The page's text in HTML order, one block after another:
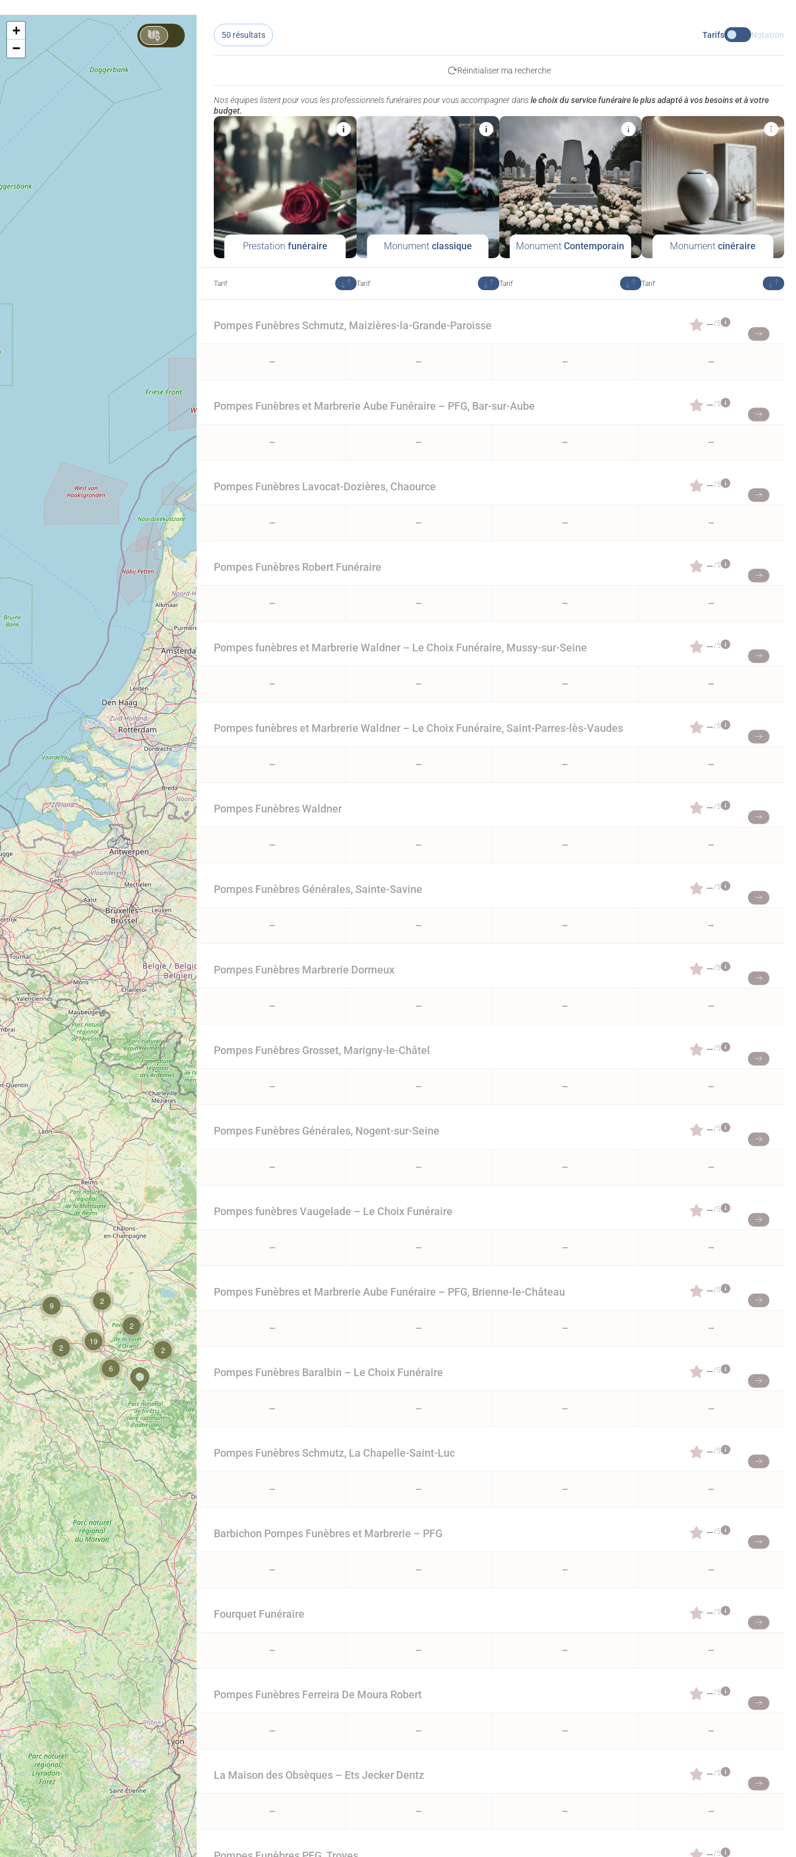
2
2
9
19
6
2
2
+
−
50 résultats Tarifs Notation
Réinitialiser ma recherche
Nos équipes listent pour vous les professionnels funéraires pour vous accompagner dansle choix du service funéraire le plus adapté à vos besoins et à votre
budget.
Prestation funéraire Monument classique MonumentContemporain Monumentcinéraire
Tarif Tarif Tarif Tarif
Pompes Funèbres Schmutz, Maizières-la-Grande-Paroisse –/5
– – – –
Pompes Funèbres et Marbrerie Aube Funéraire – PFG, Bar-sur-Aube –/5
– – – –
Pompes Funèbres Lavocat-Dozières, Chaource –/5
– – – –
Pompes Funèbres Robert Funéraire –/5
– – – –
Pompes funèbres et Marbrerie Waldner – Le Choix Funéraire, Mussy-sur-Seine –/5
– – – –
Pompes funèbres et Marbrerie Waldner – Le Choix Funéraire, Saint-Parres-lès-Vaudes –/5
– – – –
Pompes Funèbres Waldner –/5
– – – –
Pompes Funèbres Générales, Sainte-Savine –/5
– – – –
Pompes Funèbres Marbrerie Dormeux –/5
– – – –
Pompes Funèbres Grosset, Marigny-le-Châtel –/5
– – – –
Pompes Funèbres Générales, Nogent-sur-Seine –/5
– – – –
Pompes funèbres Vaugelade – Le Choix Funéraire –/5
– – – –
Pompes Funèbres et Marbrerie Aube Funéraire – PFG, Brienne-le-Château –/5
– – – –
Pompes Funèbres Baralbin – Le Choix Funéraire –/5
– – – –
Pompes Funèbres Schmutz, La Chapelle-Saint-Luc –/5
– – – –
Barbichon Pompes Funèbres et Marbrerie – PFG –/5
– – – –
Fourquet Funéraire –/5
– – – –
Pompes Funèbres Ferreira De Moura Robert –/5
– – – –
La Maison des Obsèques – Ets Jecker Dentz –/5
– – – –
/5